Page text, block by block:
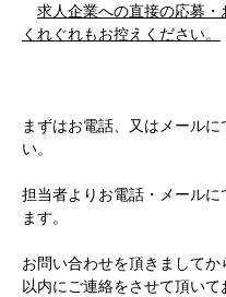
求人企業への直接の応募・
くれぐれもお控えください。
まずはお電話、又はメールに
い。
担当者よりお電話・メールに
ます。
お問い合わせを頂きましてか
以内にご連絡をさせて頂いて